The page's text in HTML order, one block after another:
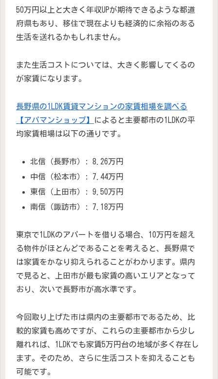
50万円以上と大きく年収UPが期待できるような都道
府県もあり、移住で現在よりも経済的に余裕のある
生活を送れるかもしれません。
また生活コストについては、大きく影響してくるの
が家賃になります。
長野県の1LDK賃貸マンションの家賃相場を調べる
【アパマンショップ】
によると主要都市の1LDKの平
均家賃相場は以下の通りです。
北信（長野市）: 8.26万円
中信（松本市）: 7.44万円
東信（上田市）: 9.50万円
南信（諏訪市）: 7.18万円
東京で1LDKのアパートを借りる場合、10万円を超え
る物件がほとんどであることを考えると、長野県で
は家賃をかなり抑えられることがわかります。県内
で見ると、上田市が最も家賃の高いエリアとなって
おり、次いで長野市が高水準です。
今回取り上げた市は県内の主要都市であるため、比
較的家賃も高めですが、これらの主要都市から少し
離れれば、1LDKでも家賃5万円台の地域が多く存在し
ます。そのため、さらに生活コストを抑えることも
可能です。